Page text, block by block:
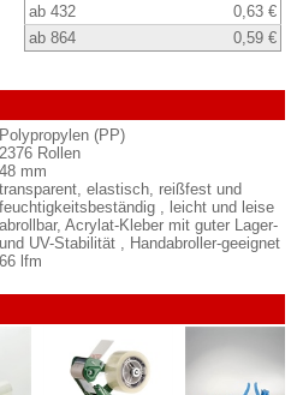
ab 432
0,63 €
ab 864
0,59 €
Polypropylen (PP)
2376 Rollen
48 mm
transparent, elastisch, reißfest und
feuchtigkeitsbeständig , leicht und leise
abrollbar, Acrylat-Kleber mit guter Lager-
und UV-Stabilität , Handabroller-geeignet
66 lfm